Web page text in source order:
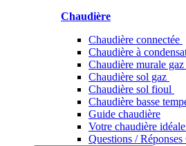
Chaudière
Chaudière connectée
Chaudière à
Chaudière murale gaz
Chaudière sol gaz
Chaudière sol fioul
Chaudière basse
Guide chaudière
Votre chaudière
Questions / Réponses